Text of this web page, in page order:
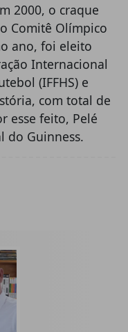
2000, o craque
Comitê Olímpico
ano, foi eleito
Internacional
(IFFHS) e
com total de
esse feito, Pelé
do Guinness.